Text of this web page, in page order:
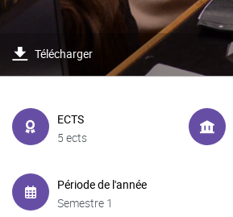
Télécharger
ECTS
5 ects
Période de l'année
Semestre 1